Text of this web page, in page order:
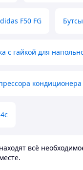
F50 FG
с гайкой для
всё